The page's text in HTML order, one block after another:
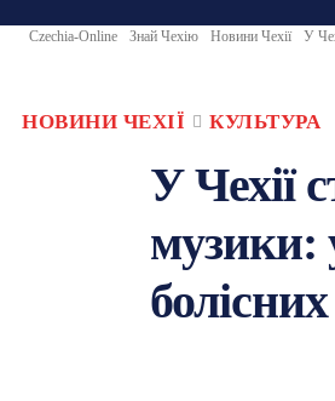
Czechia-Online Знай Чехію Новини Чехії У
НОВИНИ ЧЕХІЇ КУЛЬТУРА
У Чехії
музики: